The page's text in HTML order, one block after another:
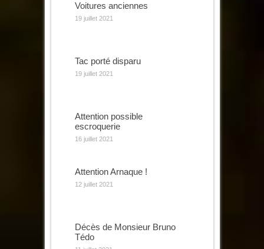
Voitures anciennes
19 juillet 2021
Tac porté disparu
19 juillet 2021
Attention possible
escroquerie
16 juillet 2021
Attention Arnaque !
12 juillet 2021
Décès de Monsieur Bruno
Tédo